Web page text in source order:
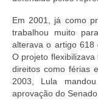
Em 2001, já como
trabalhou muito
alterava o artigo 618
O projeto
direitos como férias
2003, Lula
aprovação do Senado.